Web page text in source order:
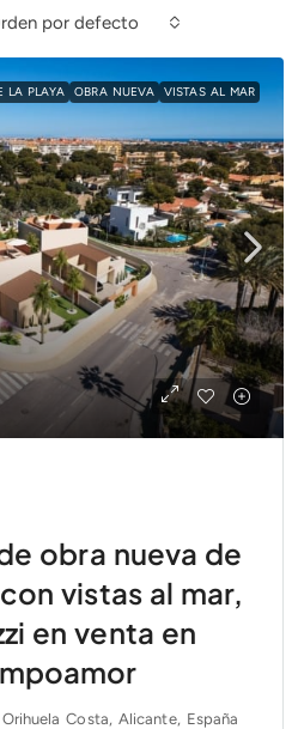
por defecto
LA PLAYA OBRA NUEVA VISTAS AL MAR
obra nueva de
vistas al mar,
en venta en
Costa, Alicante, España